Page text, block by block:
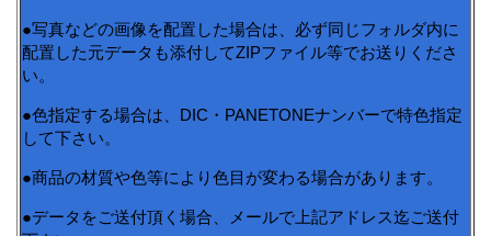
●写真などの画像を配置した場合は、必ず同じフォルダ内に
配置した元データも添付してZIPファイル等でお送りくださ
い。
●色指定する場合は、DIC・PANETONEナンバーで特色指定
して下さい。
●商品の材質や色等により色目が変わる場合があります。
●データをご送付頂く場合、メールで上記アドレス迄ご送付